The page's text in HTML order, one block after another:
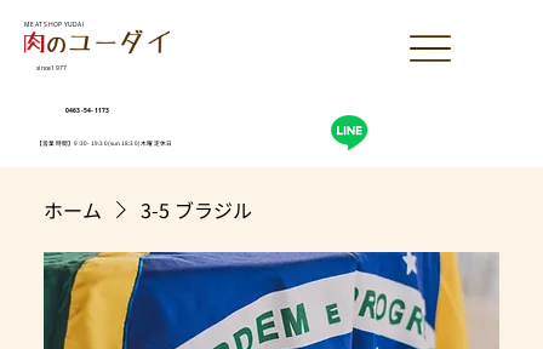
0463-54-1173
【営業時間】9:30-19:30(sun18:30)木曜定休日
MEAT SHOP YUDAI
since1977
ホーム 3-5 ブラジル